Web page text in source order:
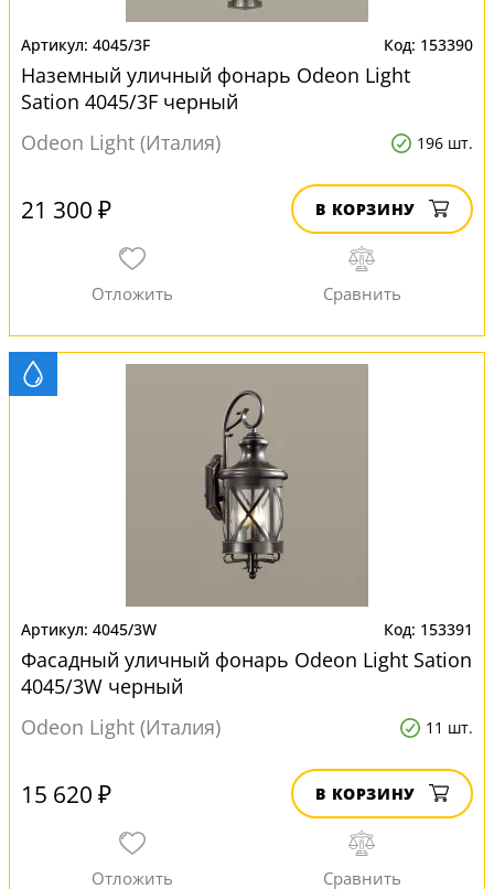
4045/3F 153390
Наземный уличный фонарь Odeon Light
Sation 4045/3F черный
Odeon Light (Италия)
196 шт.
21 300 ₽ В КОРЗИНУ
4045/3W 153391
Фасадный уличный фонарь Odeon Light Sation
4045/3W черный
Odeon Light (Италия)
11 шт.
15 620 ₽ В КОРЗИНУ